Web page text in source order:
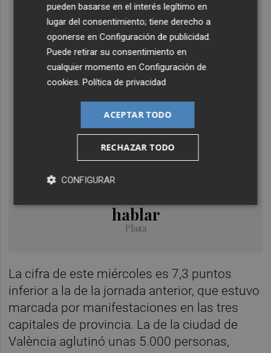
La acampada docente en la
plaza de la Virgen seguirá
hablar
Plaza
La cifra de este miércoles es 7,3 puntos
inferior a la de la jornada anterior, que estuvo
marcada por manifestaciones en las tres
capitales de provincia. La de la ciudad de
València aglutinó unas 5.000 personas,
pueden basarse en el interés legítimo en
lugar del consentimiento; tiene derecho a
oponerse enConfiguración de publicidad
Puede retirar su consentimiento en
cualquier momento enConfiguración de
cookies .Política de privacidad
ACEPTAR TODO
RECHAZAR TODO
CONFIGURAR